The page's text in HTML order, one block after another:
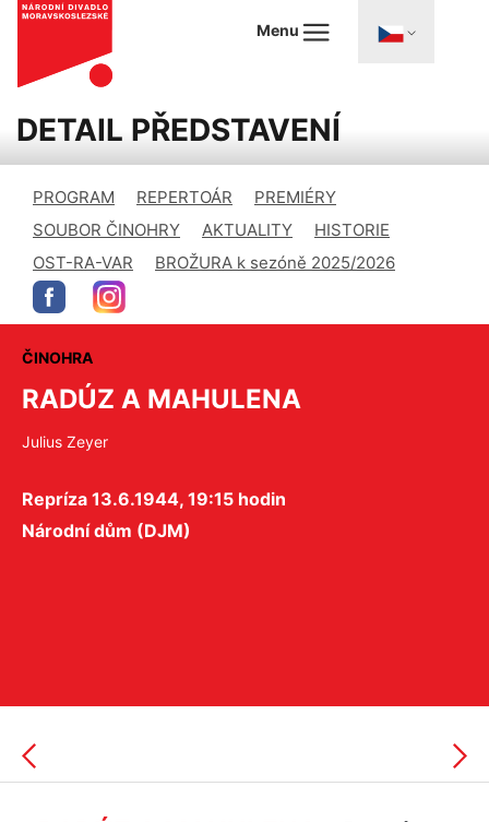
Menu
DETAIL PŘEDSTAVENÍ
PROGRAM REPERTOÁR
PREMIÉRY
SOUBOR ČINOHRY
AKTUALITY
HISTORIE
OST-RA-VAR
BROŽURA k sezóně 2025/2026
ČINOHRA
RADÚZ A MAHULENA
Julius Zeyer
Repríza 13.6.1944, 19:15 hodin
Národní dům (DJM)